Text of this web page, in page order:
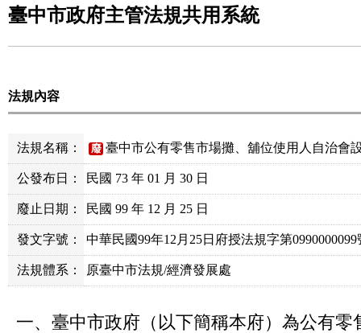
臺中市政府主管法規共用系統
法規內容
法規名稱： 廢 臺中市公有零售市場攤、舖位使用人自治會
公發布日： 民國 73 年 01 月 30 日
廢止日期： 民國 99 年 12 月 25 日
發文字號： 中華民國99年12月25日府授法規字第0990000099
法規體系： 原臺中市法規/經濟發展處
一、臺中市政府（以下簡稱本府）為公有